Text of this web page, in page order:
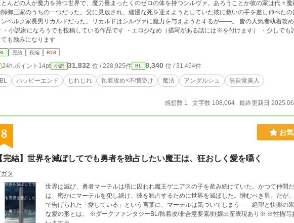
んどの人が魔力を持つ世界で、魔力量まったくのゼロの体を持つシルヴァ。あろうことか彼の家は代々
御三家のうちの一つだった。父に見放され、緩慢な死を迎えようとしていた彼に救いの手を差し伸べた
ベルク家長男リカルドだった。リカルドはシルヴァに魔力を与えようとするが――。 皆の人気者執着攻め×自己肯定感低い不憫受
もらえると
も励みになります
完結 長編 R18
24h.ポイント 14pt 小説 31,832 位 / 228,925件 BL 8,340 位 / 31,454件
BL ハッピーエンド じれじれ 執着攻め×不憫受け 魔法 アンダルシュ 無自覚美人
感想数 1 文字数 108,064 最終更新日
8 お
完結】世界を滅ぼしてでも勇者を独占したい魔王は、狂おしく愛を囁く
タ
世界は滅び、勇者マーテルは塔に囚われ魔王ゲニアスの子を産み続けていた。かつて仲間
は、密かにマーテルを犯し続け、彼を独占するために世界を滅ぼした。憎むべき男。だが
で告げられた「愛している」という言葉に、マーテルは気づいてしまう――絶望と快楽の
な愛の形とは。 ※ダークファンタジーBL/執着攻/非合意要素/妊娠出産表現あり※ ※性描写ありの話には☆をつけて